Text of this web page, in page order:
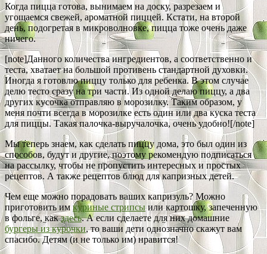
Когда пицца готова, вынимаем на доску, разрезаем и
угощаемся свежей, ароматной пиццей. Кстати, на второй
день, подогретая в микроволновке, пицца тоже очень даже
ничего.
[note]Данного количества ингредиентов, а соответственно и
теста, хватает на большой противень стандартной духовки.
Иногда я готовлю пиццу только для ребенка. В этом случае
делю тесто сразу на три части. Из одной делаю пиццу, а два
других кусочка отправляю в морозилку. Таким образом, у
меня почти всегда в морозилке есть один или два куска теста
для пиццы. Такая палочка-выручалочка, очень удобно![/note]
Мы теперь знаем, как сделать пиццу дома, это был один из
способов, будут и другие, поэтому рекомендую подписаться
на рассылку, чтобы не пропустить интересных и простых
рецептов. А также рецептов блюд для капризных детей.
Чем еще можно порадовать ваших капризуль? Можно
приготовить имкуриные стрипсыили картошку, запеченную
в фольге, какздесь. А если сделаете для них домашние
бургеры из курочки, то ваши дети однозначно скажут вам
спасибо. Детям (и не только им) нравится!